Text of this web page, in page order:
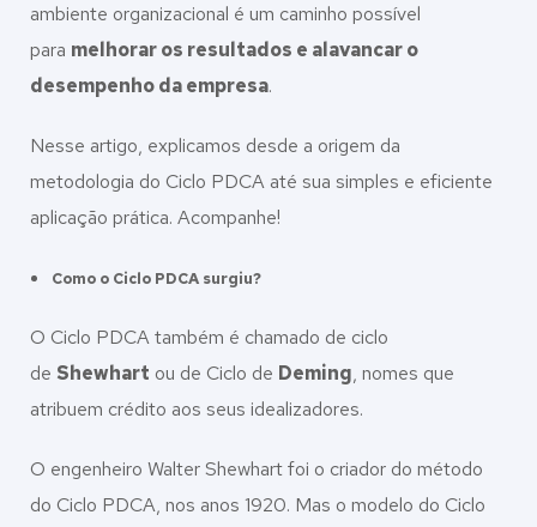
ambiente organizacional é um caminho possível
para melhorar os resultados e alavancar o
desempenho da empresa.
Nesse artigo, explicamos desde a origem da
metodologia do Ciclo PDCA até sua simples e eficiente
aplicação prática. Acompanhe!
Como o Ciclo PDCA surgiu?
O Ciclo PDCA também é chamado de ciclo
de Shewhart ou de Ciclo de Deming, nomes que
atribuem crédito aos seus idealizadores.
O engenheiro Walter Shewhart foi o criador do método
do Ciclo PDCA, nos anos 1920. Mas o modelo do Ciclo